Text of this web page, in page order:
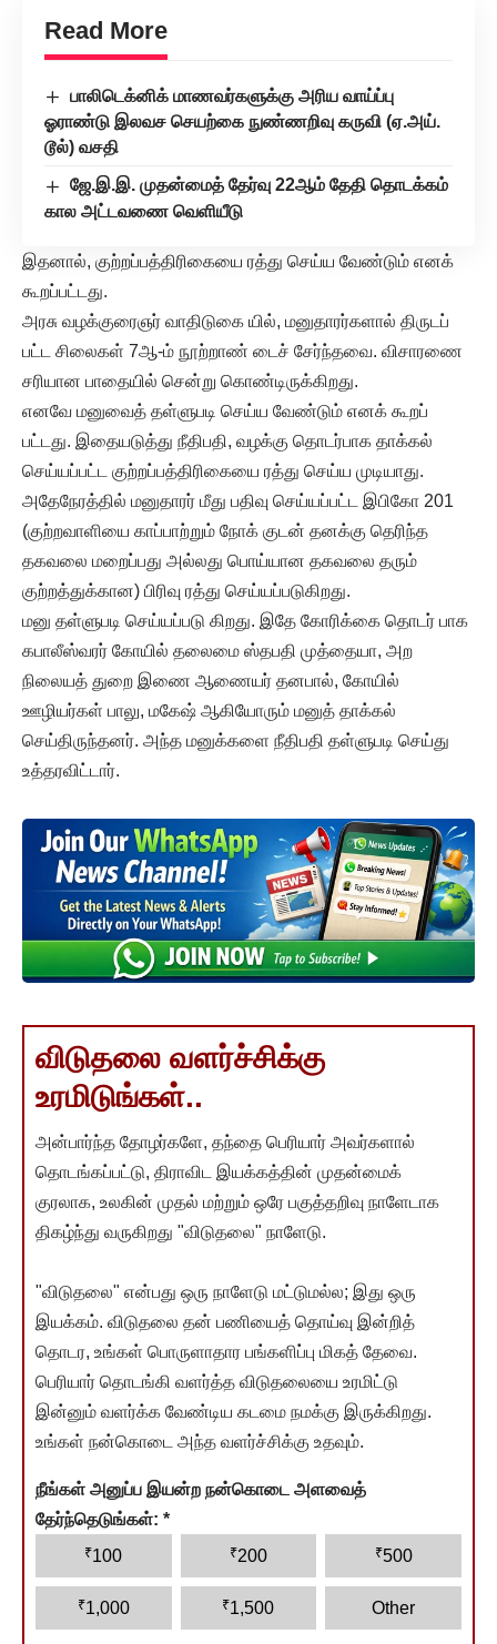
Read More
பாலிடெக்னிக் மாணவர்களுக்கு அரிய வாய்ப்பு
ஓராண்டு இலவச செயற்கை நுண்ணறிவு கருவி (ஏ.அய்.
டூல்) வசதி
ஜே.இ.இ. முதன்மைத் தேர்வு 22ஆம் தேதி தொடக்கம்
கால அட்டவணை வெளியீடு
இதனால், குற்றப்பத்திரிகையை ரத்து செய்ய வேண்டும் எனக்
கூறப்பட்டது.
அரசு வழக்குரைஞர் வாதிடுகை யில், மனுதாரர்களால் திருடப்
பட்ட சிலைகள் 7ஆ-ம் நூற்றாண் டைச் சேர்ந்தவை. விசாரணை
சரியான பாதையில் சென்று கொண்டிருக்கிறது.
எனவே மனுவைத் தள்ளுபடி செய்ய வேண்டும் எனக் கூறப்
பட்டது. இதையடுத்து நீதிபதி, வழக்கு தொடர்பாக தாக்கல்
செய்யப்பட்ட குற்றப்பத்திரிகையை ரத்து செய்ய முடியாது.
அதேநேரத்தில் மனுதாரர் மீது பதிவு செய்யப்பட்ட இபிகோ 201
(குற்றவாளியை காப்பாற்றும் நோக் குடன் தனக்கு தெரிந்த
தகவலை மறைப்பது அல்லது பொய்யான தகவலை தரும்
குற்றத்துக்கான) பிரிவு ரத்து செய்யப்படுகிறது.
மனு தள்ளுபடி செய்யப்படு கிறது. இதே கோரிக்கை தொடர் பாக
கபாலீஸ்வரர் கோயில் தலைமை ஸ்தபதி முத்தையா, அற
நிலையத் துறை இணை ஆணையர் தனபால், கோயில்
ஊழியர்கள் பாலு, மகேஷ் ஆகியோரும் மனுத் தாக்கல்
செய்திருந்தனர். அந்த மனுக்களை நீதிபதி தள்ளுபடி செய்து
உத்தரவிட்டார்.
விடுதலை வளர்ச்சிக்கு
உரமிடுங்கள்..
அன்பார்ந்த தோழர்களே, தந்தை பெரியார் அவர்களால்
தொடங்கப்பட்டு, திராவிட இயக்கத்தின் முதன்மைக்
குரலாக, உலகின் முதல் மற்றும் ஒரே பகுத்தறிவு நாளேடாக
திகழ்ந்து வருகிறது "விடுதலை" நாளேடு.
"விடுதலை" என்பது ஒரு நாளேடு மட்டுமல்ல; இது ஒரு
இயக்கம். விடுதலை தன் பணியைத் தொய்வு இன்றித்
தொடர, உங்கள் பொருளாதார பங்களிப்பு மிகத் தேவை.
பெரியார் தொடங்கி வளர்த்த விடுதலையை உரமிட்டு
இன்னும் வளர்க்க வேண்டிய கடமை நமக்கு இருக்கிறது.
உங்கள் நன்கொடை அந்த வளர்ச்சிக்கு உதவும்.
நீங்கள் அனுப்ப இயன்ற நன்கொடை அளவைத்
தேர்ந்தெடுங்கள்: *
₹100 ₹200 ₹500
₹1,000 ₹1,500 Other